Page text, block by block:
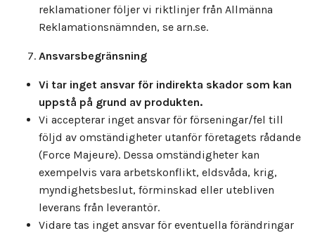
reklamationer följer vi riktlinjer från Allmänna
Reklamationsnämnden, se arn.se.
Ansvarsbegränsning
Vi tar inget ansvar för indirekta skador som kan
uppstå på grund av produkten.
Vi accepterar inget ansvar för förseningar/fel till
följd av omständigheter utanför företagets rådande
(Force Majeure). Dessa omständigheter kan
exempelvis vara arbetskonflikt, eldsvåda, krig,
myndighetsbeslut, förminskad eller utebliven
leverans från leverantör.
Vidare tas inget ansvar för eventuella förändringar